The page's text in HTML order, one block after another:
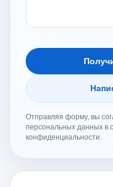
Отправляя форму, вы
персональных данных в
конфиденциальности.